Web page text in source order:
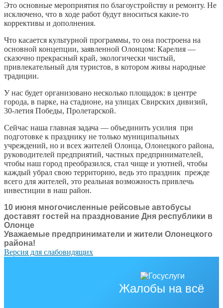
Это основные мероприятия по благоустройству и ремонту. Не
исключено, что в ходе работ будут вноситься какие-то
коррективы и дополнения.
Что касается культурной программы, то она построена на
основной концепции, заявленной Олонцом: Карелия —
сказочно прекрасный край, экологически чистый,
привлекательный для туристов, в котором живы народные
традиции.
У нас будет организовано несколько площадок: в центре
города, в парке, на стадионе, на улицах Свирских дивизий,
30-летия Победы, Пролетарской.
Сейчас наша главная задача — объединить усилия при
подготовке к празднику не только муниципальных
учреждений, но и всех жителей Олонца, Олонецкого района,
руководителей предприятий, частных предпринимателей,
чтобы наш город преобразился, стал чище и уютней, чтобы
каждый убрал свою территорию, ведь это праздник прежде
всего для жителей, это реальная возможность привлечь
инвестиции в наш район.
10 июня многочисленные рейсовые автобусы
доставят гостей на празднование Дня республики в
Олонце
Уважаемые предприниматели и жители Олонецкого
района!
Версия для слабовидящих
Жалобы на всё